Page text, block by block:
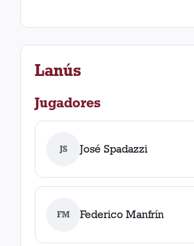
Lanús
Jugadores
JS José Spadazzi
FM Federico Manfrín